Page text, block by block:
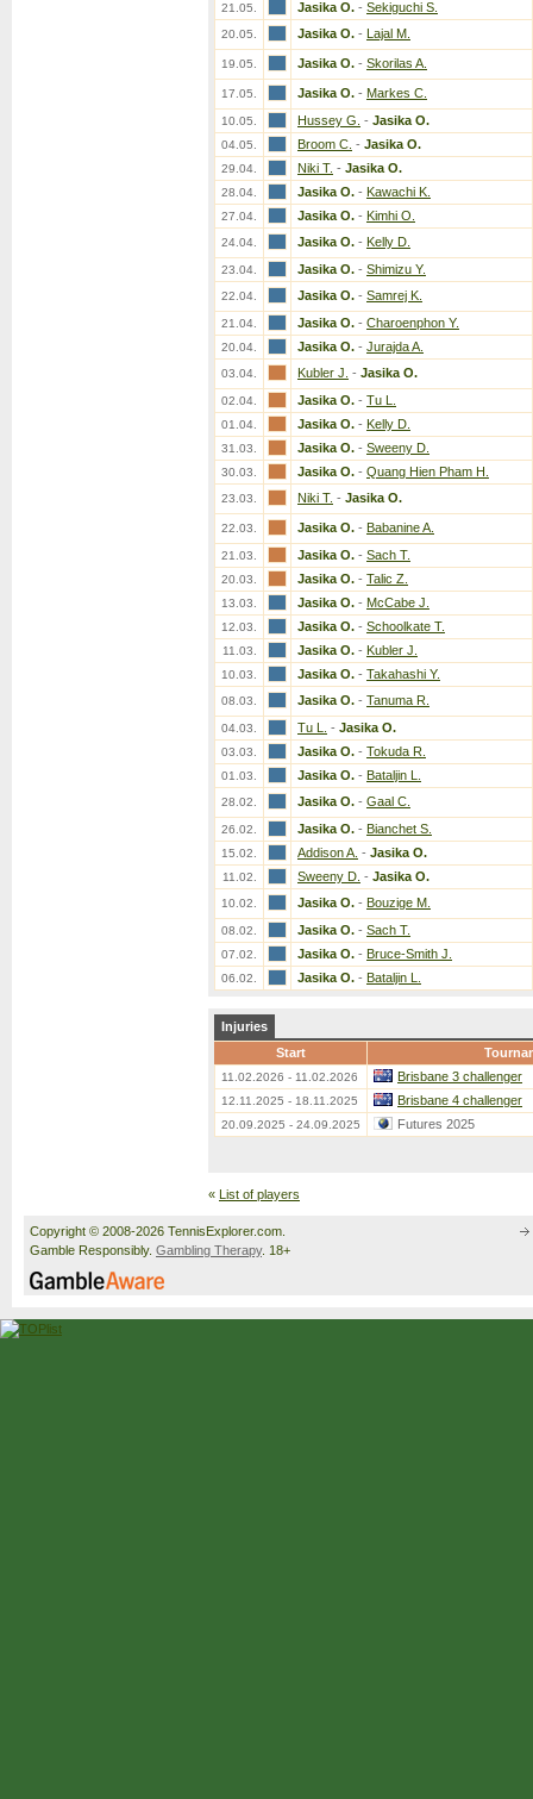
21.05. Jasika O. - Sekiguchi S.
20.05. Jasika O. - Lajal M.
19.05. Jasika O. - Skorilas A.
17.05. Jasika O. - Markes C.
10.05. Hussey G. - Jasika O.
04.05. Broom C. - Jasika O.
29.04. Niki T. - Jasika O.
28.04. Jasika O. - Kawachi K.
27.04. Jasika O. - Kimhi O.
24.04. Jasika O. - Kelly D.
23.04. Jasika O. - Shimizu Y.
22.04. Jasika O. - Samrej K.
21.04. Jasika O. - Charoenphon Y.
20.04. Jasika O. - Jurajda A.
03.04. Kubler J. - Jasika O.
02.04. Jasika O. - Tu L.
01.04. Jasika O. - Kelly D.
31.03. Jasika O. - Sweeny D.
30.03. Jasika O. - Quang Hien Pham H.
23.03. Niki T. - Jasika O.
22.03. Jasika O. - Babanine A.
21.03. Jasika O. - Sach T.
20.03. Jasika O. - Talic Z.
13.03. Jasika O. - McCabe J.
12.03. Jasika O. - Schoolkate T.
11.03. Jasika O. - Kubler J.
10.03. Jasika O. - Takahashi Y.
08.03. Jasika O. - Tanuma R.
04.03. Tu L. - Jasika O.
03.03. Jasika O. - Tokuda R.
01.03. Jasika O. - Bataljin L.
28.02. Jasika O. - Gaal C.
26.02. Jasika O. - Bianchet S.
15.02. Addison A. - Jasika O.
11.02. Sweeny D. - Jasika O.
10.02. Jasika O. - Bouzige M.
08.02. Jasika O. - Sach T.
07.02. Jasika O. - Bruce-Smith J.
06.02. Jasika O. - Bataljin L.
Injuries
Start
11.02.2026 - 11.02.2026 Brisbane 3 challenger
12.11.2025 - 18.11.2025 Brisbane 4 challenger
20.09.2025 - 24.09.2025 Futures 2025
« List of players
Copyright © 2008-2026 TennisExplorer.com.
Gamble Responsibly. Gambling Therapy. 18+